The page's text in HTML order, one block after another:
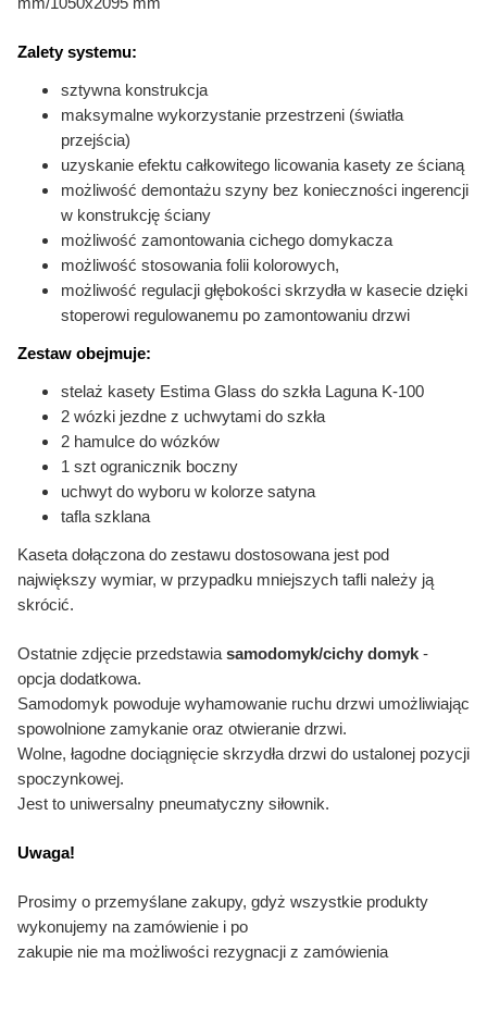
Zalety systemu:
sztywna konstrukcja
maksymalne wykorzystanie przestrzeni (światła
przejścia)
uzyskanie efektu całkowitego licowania kasety ze ścianą
możliwość demontażu szyny bez konieczności ingerencji
w konstrukcję ściany
możliwość zamontowania cichego domykacza
możliwość stosowania folii kolorowych,
możliwość regulacji głębokości skrzydła w kasecie dzięki
stoperowi regulowanemu po zamontowaniu drzwi
Zestaw obejmuje:
stelaż kasety Estima Glass do szkła Laguna K-100
2 wózki jezdne z uchwytami do szkła
2 hamulce do wózków
1 szt ogranicznik boczny
uchwyt do wyboru w kolorze satyna
tafla szklana
Kaseta dołączona do zestawu dostosowana jest pod
największy wymiar, w przypadku mniejszych tafli należy ją
skrócić.
Ostatnie zdjęcie przedstawia samodomyk/cichy domyk -
opcja dodatkowa.
Samodomyk powoduje wyhamowanie ruchu drzwi umożliwiając
spowolnione zamykanie oraz otwieranie drzwi.
Wolne, łagodne dociągnięcie skrzydła drzwi do ustalonej pozycji
spoczynkowej.
Jest to uniwersalny pneumatyczny siłownik.
Uwaga!
Prosimy o przemyślane zakupy, gdyż wszystkie produkty
wykonujemy na zamówienie i po
zakupie nie ma możliwości rezygnacji z zamówienia